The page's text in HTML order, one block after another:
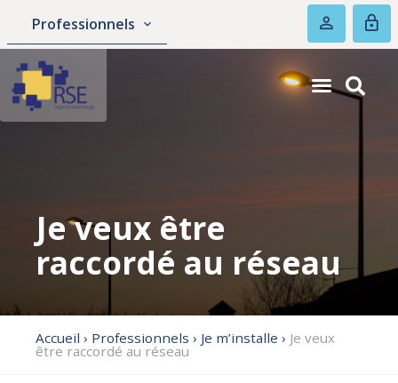
Professionnels
Je veux être
raccordé au réseau
Accueil › Professionnels › Je m’installe › Je veux
être raccordé au réseau